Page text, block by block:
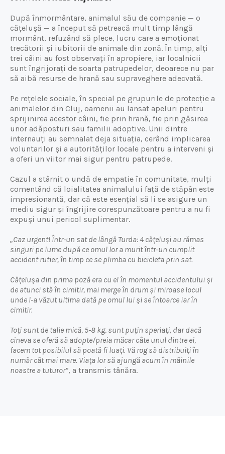
După înmormântare, animalul său de companie — o
cățelușă — a început să petreacă mult timp lângă
mormânt, refuzând să plece, lucru care a emoționat
trecătorii și iubitorii de animale din zonă. În timp, alți
trei câini au fost observați în apropiere, iar localnicii
sunt îngrijorați de soarta patrupedelor, deoarece nu par
să aibă resurse de hrană sau supraveghere adecvată.
Pe rețelele sociale, în special pe grupurile de protecție a
animalelor din Cluj, oamenii au lansat apeluri pentru
sprijinirea acestor câini, fie prin hrană, fie prin găsirea
unor adăposturi sau familii adoptive. Unii dintre
internauți au semnalat deja situația, cerând implicarea
voluntarilor și a autorităților locale pentru a interveni și
a oferi un viitor mai sigur pentru patrupede.
Cazul a stârnit o undă de empatie în comunitate, mulți
comentând că loialitatea animalului față de stăpân este
impresionantă, dar că este esențial să li se asigure un
mediu sigur și îngrijire corespunzătoare pentru a nu fi
expuși unui pericol suplimentar.
„Caz urgent! Într-un sat de lângă Turda: 4 cățeluși au rămas
singuri pe lume după ce omul lor a murit într-un cumplit
accident rutier, în timp ce se plimba cu bicicleta prin sat.
Cățelușa din prima poză era cu el în momentul accidentului și
de atunci stă în cimitir, mai merge în drum și miroase locul
unde l-a văzut ultima dată pe omul lui și se întoarce iar în
cimitir.
Toți sunt de talie mică, 5-8 kg, sunt puțin speriați, dar dacă
cineva se oferă să adopte/preia măcar câte unul dintre ei,
facem tot posibilul să poată fi luați. Vă rog să distribuiți în
număr cât mai mare. Viața lor să ajungă acum în mâinile
noastre a tuturor”, a transmis tânăra.